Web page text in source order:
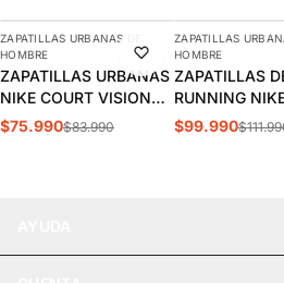
-10%
ZAPATILLAS URBANAS DE
HOMBRE
ZAPATILLAS URBANAS
NIKE COURT VISION
LOW HOMBRE |
$75.990$83.990
-11%
ZAPATILLAS
HOMBRE
ZAPATILLAS
RUNNING
INITIATOR
$99.990